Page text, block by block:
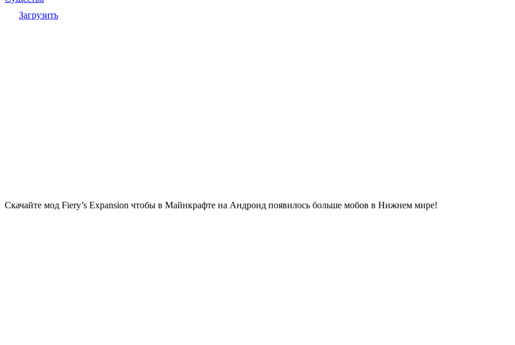
Загрузить
Скачайте мод Fiery’s Expansion чтобы в Майнкрафте на Андроид появилось больше мобов в Нижнем мире!